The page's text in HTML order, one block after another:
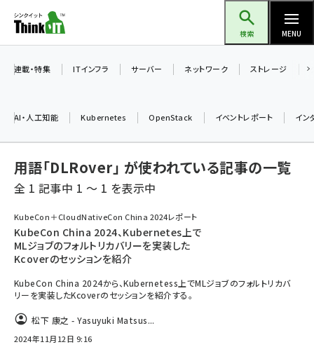
ン
ツ
検索 MENU
加藤銘のチーム貢献～仲間と築いた勝利の絆～ (2308)
北海道をのんびり旅する晴山佳須夫のヒント集！ (2025)
drupal (1947)
genai (1477)
abc123 (1352)
ai crunch (1348)
連載・特集 ITインフラ サーバー ネットワーク ストレージ
AI・人工知能 Kubernetes OpenStack イベントレポート イン
用語「DLRover」 が使われている記事の一覧
全 1 記事中 1 ～ 1 を表示中
KubeCon＋CloudNativeCon China 2024レポート
KubeCon China 2024、Kubernetes上で
MLジョブのフォルトリカバリーを実装した
Kcoverのセッションを紹介
KubeCon China 2024から、Kubernetess上でMLジョブのフォルトリカバ
リーを実装したKcoverのセッションを紹介する。
松下 康之 - Yasuyuki Matsus...
2024年11月12日 9:16